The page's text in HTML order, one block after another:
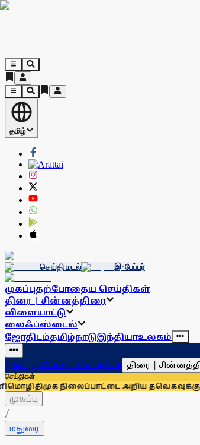
தமிழ்
செய்தி மடல் இ-பேப்பர்
முகப்புதற்போதைய செய்திகள்
திரை | சின்னத்திரை
விளையாட்டு
லைஃப்ஸ்டைல்
ஜோதிடம்தமிழ்நாடுஇந்தியாஉலகம்
முகப்புதற்போதைய செய்திகள் திரை |
செய்திகள்
நிலைப்பாட்டை அறிய தவெகவுக்கு
முகப்பு
/
மதுரை